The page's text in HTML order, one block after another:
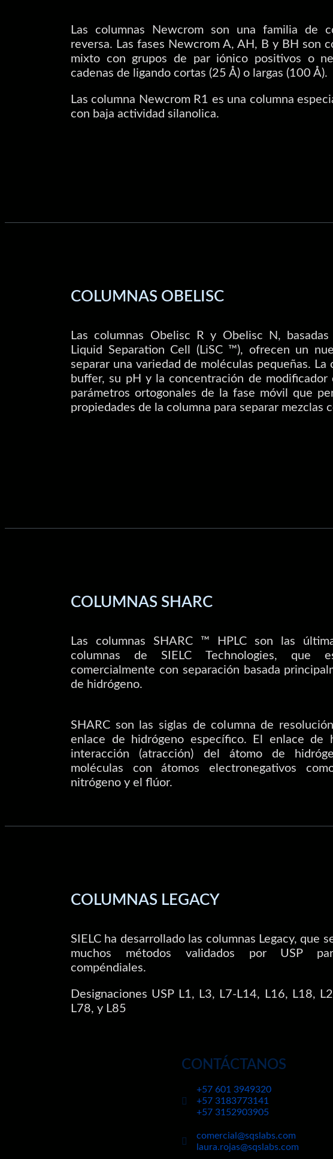
Las columnas Newcrom son una familia de
reversa. Las fases Newcrom A, AH, B y BH son
mixto con grupos de par iónico positivos o
cadenas de ligando cortas (25 Å) o largas (100 Å).
Las columna Newcrom R1 es una columna
con baja actividad silanolica.
COLUMNAS OBELISC
Las columnas Obelisc R y Obelisc N,
Liquid Separation Cell (LiSC ™), ofrecen un
separar una variedad de moléculas pequeñas. La
buffer, su pH y la concentración de modificador
parámetros ortogonales de la fase móvil que
propiedades de la columna para separar mezclas
COLUMNAS SHARC
Las columnas SHARC ™ HPLC son las
columnas de SIELC Technologies, que
comercialmente con separación basada
de hidrógeno.
SHARC son las siglas de columna de
enlace de hidrógeno específico. El enlace de
interacción (atracción) del átomo de
moléculas con átomos electronegativos
nitrógeno y el flúor.
COLUMNAS LEGACY
SIELC ha desarrollado las columnas Legacy, que
muchos métodos validados por USP
compéndiales.
Designaciones USP L1, L3, L7-L14, L16, L18,
L78, y L85
CONTÁCTANOS
+57 601 3949320
+57 3183773141
+57 3152903905
comercial@sqslabs.com
laura.rojas@sqslabs.com